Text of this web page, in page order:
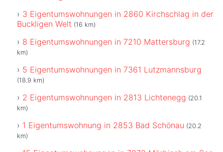
3 Eigentumswohnungen in 2860 Kirchschlag in der
Buckligen Welt (16 km)
8 Eigentumswohnungen in 7210 Mattersburg (17.2
km)
5 Eigentumswohnungen in 7361 Lutzmannsburg
(18.9 km)
2 Eigentumswohnungen in 2813 Lichtenegg (20.1
km)
1 Eigentumswohnung in 2853 Bad Schönau (20.2
km)